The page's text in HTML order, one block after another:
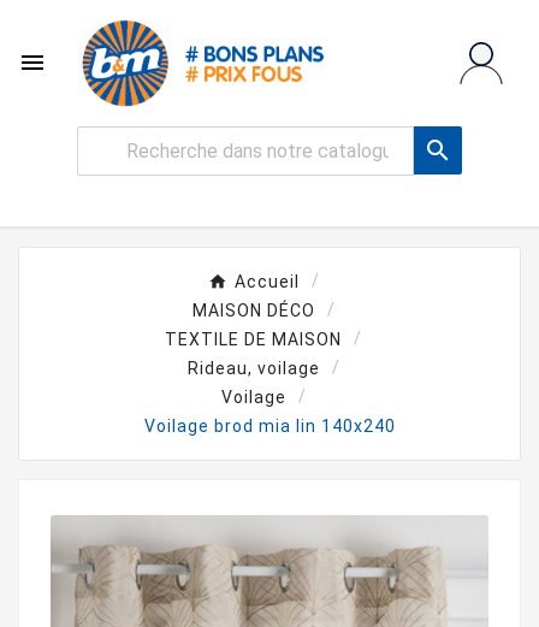


Accueil
MAISON DÉCO
TEXTILE DE MAISON
Rideau, voilage
Voilage
Voilage brod mia lin 140x240